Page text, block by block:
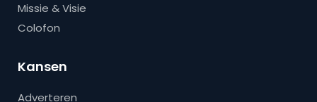
Missie & Visie
Colofon
Kansen
Adverteren